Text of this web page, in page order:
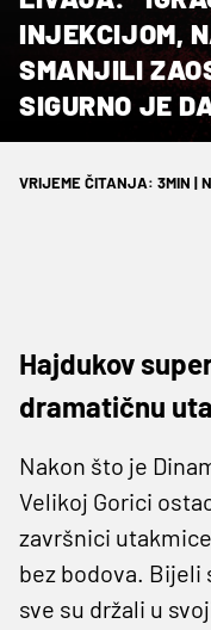
INJEKCIJOM,
SMANJILI
SIGURNO JE
VRIJEME ČITANJA: 3MIN |
Hajdukov
dramatičnu
Nakon što je
Velikoj Gorici
završnici
bez bodova. Bijeli
sve su držali u